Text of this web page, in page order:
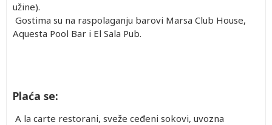
užine).
Gostima su na raspolaganju barovi Marsa Club House,
Aquesta Pool Bar i El Sala Pub.
Plaća se:
A la carte restorani, sveže ceđeni sokovi, uvozna